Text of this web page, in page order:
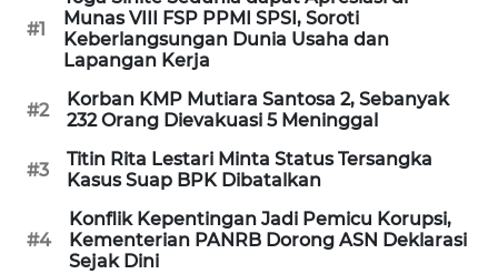
#1
Munas VIII FSP PPMI SPSI, Soroti
Keberlangsungan Dunia Usaha dan
Lapangan Kerja
#2
Korban KMP Mutiara Santosa 2, Sebanyak
232 Orang Dievakuasi 5 Meninggal
#3
Titin Rita Lestari Minta Status Tersangka
Kasus Suap BPK Dibatalkan
#4
Konflik Kepentingan Jadi Pemicu Korupsi,
Kementerian PANRB Dorong ASN Deklarasi
Sejak Dini
PORTAL
FORJASIDA